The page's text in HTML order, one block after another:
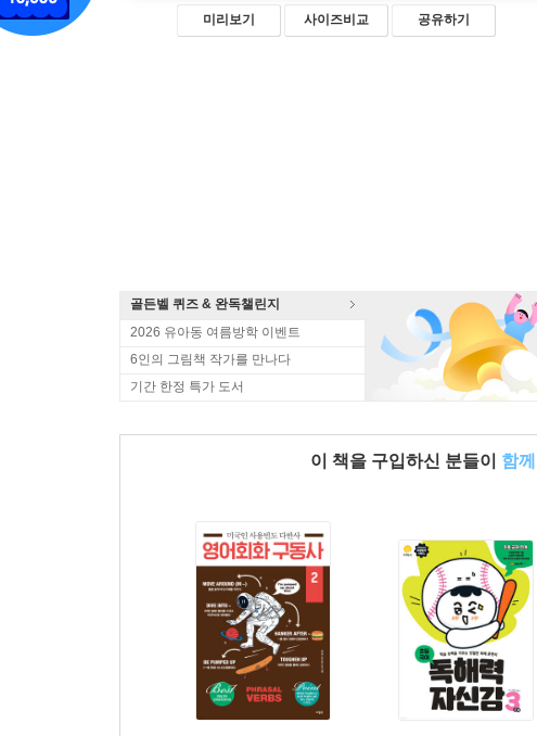
미리보기 사이즈비교 공유하기
골든벨 퀴즈 & 완독챌린지
2026 유아동 여름방학 이벤트
6인의 그림책 작가를 만나다
기간 한정 특가 도서
이 책을 구입하신 분들이 함